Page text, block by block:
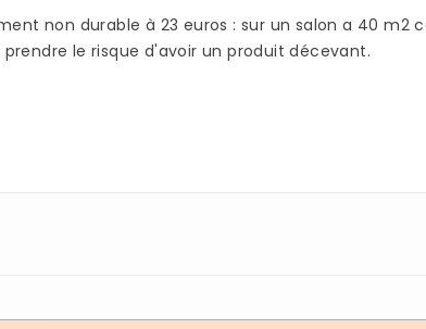
non durable à 23 euros : sur un salon a 40 m2
le risque d'avoir un produit décevant.